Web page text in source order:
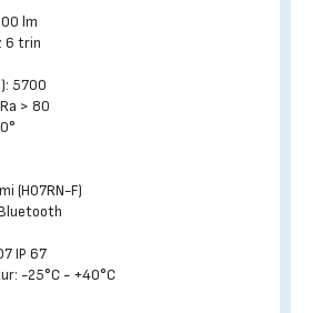
lm
6 trin
5700
> 80
(H07RN-F)
IP 67
-25°C - +40°C